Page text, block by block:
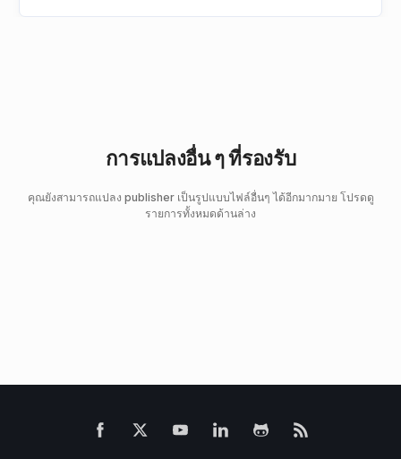
การแปลงอื่น ๆ ที่รองรับ
คุณยังสามารถแปลง publisher เป็นรูปแบบไฟล์อื่นๆ ได้อีกมากมาย โปรดดู
รายการทั้งหมดด้านล่าง